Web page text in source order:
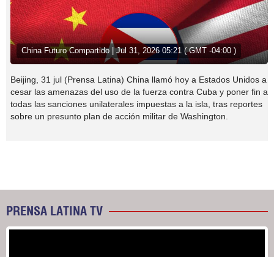
China Futuro Compartido | Jul 31, 2026 05:21 ( GMT -04:00 )
Beijing, 31 jul (Prensa Latina) China llamó hoy a Estados Unidos a
cesar las amenazas del uso de la fuerza contra Cuba y poner fin a
todas las sanciones unilaterales impuestas a la isla, tras reportes
sobre un presunto plan de acción militar de Washington.
PRENSA LATINA TV